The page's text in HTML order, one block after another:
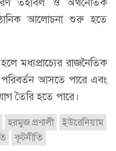
আলোচনা শুরু হতে
হলে মধ্যপ্রাচ্যের রাজনৈতিক
আসতে পারে এবং
তৈরি হতে পারে।
হরমুজ প্রণালী
ইউরেনিয়াম
কূটনীতি